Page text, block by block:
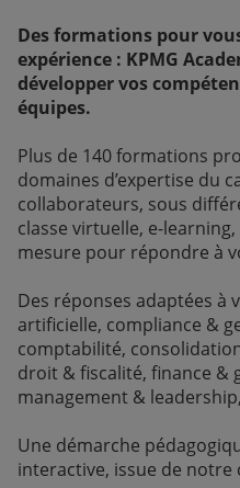
Des formations pour
expérience : KPMG
développer vos
équipes.
Plus de 140 formations
domaines d’expertise du
collaborateurs, sous
classe virtuelle, e-
mesure pour répondre à
Des réponses adaptées à
artificielle, compliance &
comptabilité,
droit & fiscalité, finance &
management &
Une démarche
interactive, issue de